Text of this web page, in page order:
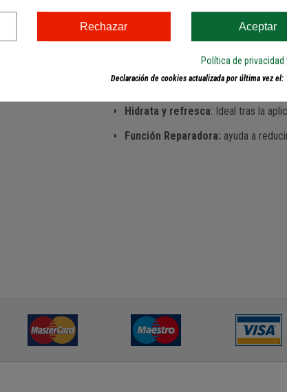
Acción y resultado
Calma la piel: Recomendado para
Hidrata y refresca: Ideal tras la
Función Reparadora: ayuda a
Rechazar Aceptar
Política de privacidad
Declaración de cookies actualizada por última vez el: